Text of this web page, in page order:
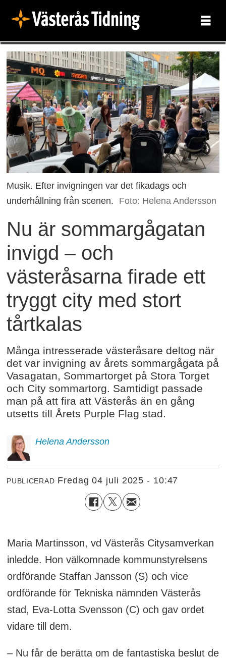
Musik. Efter invigningen var det fikadags och
underhållning från scenen.
Foto: Helena Andersson
Nu är sommargågatan
invigd – och
västeråsarna firade ett
tryggt city med stort
tårtkalas
Många intresserade västeråsare deltog när
det var invigning av årets sommargågata på
Vasagatan, Sommartorget på Stora Torget
och City sommartorg. Samtidigt passade
man på att fira att Västerås än en gång
utsetts till Årets Purple Flag stad.
Helena Andersson
PUBLICERAD fredag 04 juli 2025 - 10:47
Maria Martinsson, vd Västerås Citysamverkan
inledde. Hon välkomnade kommunstyrelsens
ordförande Staffan Jansson (S) och vice
ordförande för Tekniska nämnden Västerås
stad, Eva-Lotta Svensson (C) och gav ordet
vidare till dem.
– Nu får de berätta om de fantastiska beslut de